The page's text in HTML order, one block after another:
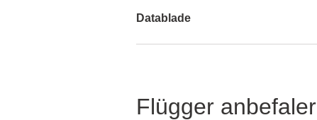
Datablade
Flügger anbefaler